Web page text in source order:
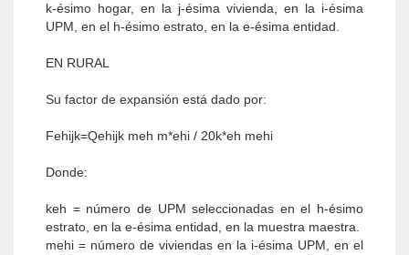
k-ésimo hogar, en la j-ésima vivienda, en la i-ésima
UPM, en el h-ésimo estrato, en la e-ésima entidad.
EN RURAL
Su factor de expansión está dado por:
Fehijk=Qehijk meh m*ehi / 20k*eh mehi
Donde:
keh = número de UPM seleccionadas en el h-ésimo
estrato, en la e-ésima entidad, en la muestra maestra.
mehi = número de viviendas en la i-ésima UPM, en el